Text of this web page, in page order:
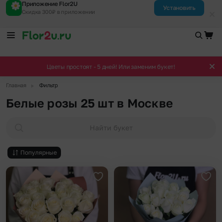
Приложение Flor2U
Скидка 300₽ в приложении
Установить
Цветы простоят - 5 дней! Или заменим букет!
Главная Фильтр
Белые розы 25 шт в Москве
Найти букет
Популярные
Добавить в избранное